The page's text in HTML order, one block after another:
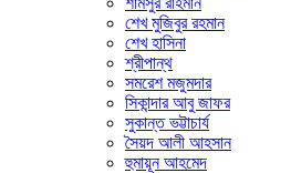
শেখ মুজিবুর রহমান
শেখ হাসিনা
শ্রীপান্থ
সমরেশ মজুমদার
সিকান্দার আবু জাফর
সুকান্ত ভট্টাচার্য
সৈয়দ আলী আহসান
হুমায়ূন আহমেদ